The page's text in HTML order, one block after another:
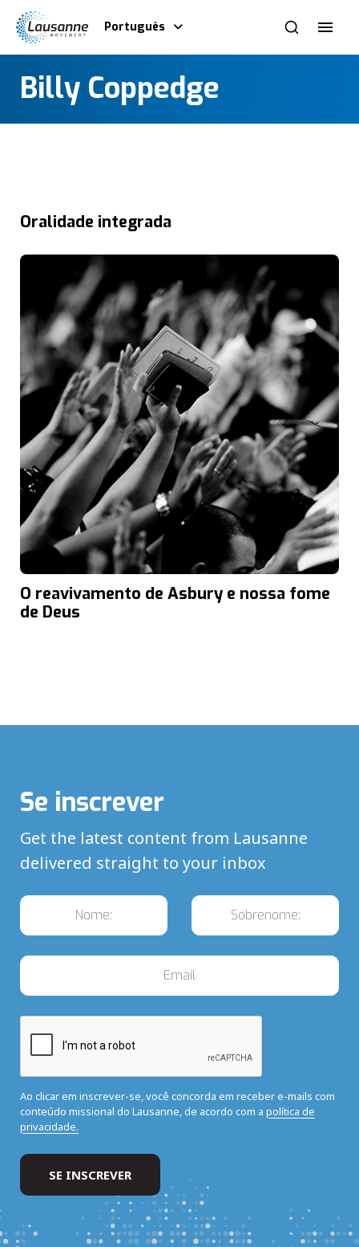
Português
Billy Coppedge
Oralidade integrada
O reavivamento de Asbury e nossa fome
de Deus
Se inscrever
Get the latest content from Lausanne
delivered straight to your inbox
Ao clicar em inscrever-se, você concorda em receber e-mails com
conteúdo missional do Lausanne, de acordo com a política de
privacidade.